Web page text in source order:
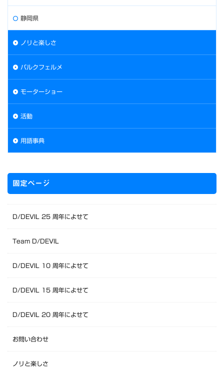
静岡県
ノリと楽しさ
パルクフェルメ
モーターショー
活動
用語事典
固定ページ
D/DEVIL 25 周年によせて
Team D/DEVIL
D/DEVIL 10 周年によせて
D/DEVIL 15 周年によせて
D/DEVIL 20 周年によせて
お問い合わせ
ノリと楽しさ